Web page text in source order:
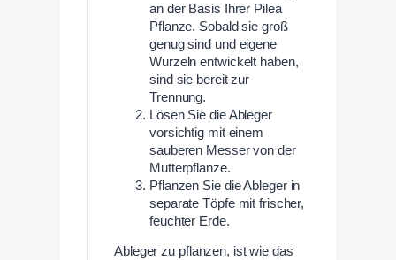
an der Basis Ihrer Pilea
Pflanze. Sobald sie groß
genug sind und eigene
Wurzeln entwickelt haben,
sind sie bereit zur
Trennung.
Lösen Sie die Ableger
vorsichtig mit einem
sauberen Messer von der
Mutterpflanze.
Pflanzen Sie die Ableger in
separate Töpfe mit frischer,
feuchter Erde.
Ableger zu pflanzen, ist wie das